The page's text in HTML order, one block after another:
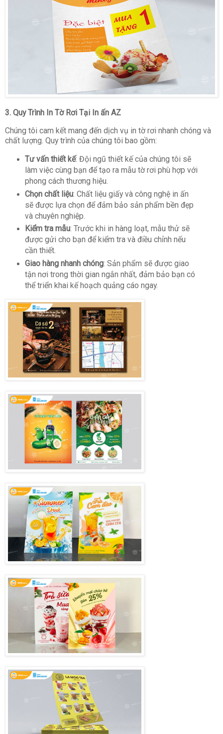
3. Quy Trình In Tờ Rơi Tại In ấn AZ
Chúng tôi cam kết mang đến dịch vụ in tờ rơi nhanh chóng và
chất lượng. Quy trình của chúng tôi bao gồm:
Tư vấn thiết kế: Đội ngũ thiết kế của chúng tôi sẽ
làm việc cùng bạn để tạo ra mẫu tờ rơi phù hợp với
phong cách thương hiệu.
Chọn chất liệu: Chất liệu giấy và công nghệ in ấn
sẽ được lựa chọn để đảm bảo sản phẩm bền đẹp
và chuyên nghiệp.
Kiểm tra mẫu: Trước khi in hàng loạt, mẫu thử sẽ
được gửi cho bạn để kiểm tra và điều chỉnh nếu
cần thiết.
Giao hàng nhanh chóng: Sản phẩm sẽ được giao
tận nơi trong thời gian ngắn nhất, đảm bảo bạn có
thể triển khai kế hoạch quảng cáo ngay.